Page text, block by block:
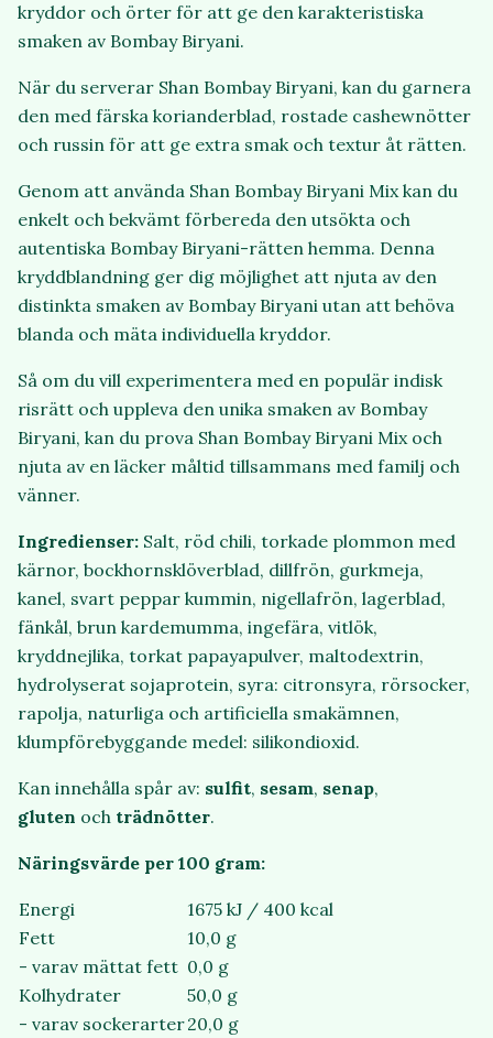
kryddor och örter för att ge den karakteristiska
smaken av Bombay Biryani.
När du serverar Shan Bombay Biryani, kan du garnera
den med färska korianderblad, rostade cashewnötter
och russin för att ge extra smak och textur åt rätten.
Genom att använda Shan Bombay Biryani Mix kan du
enkelt och bekvämt förbereda den utsökta och
autentiska Bombay Biryani-rätten hemma. Denna
kryddblandning ger dig möjlighet att njuta av den
distinkta smaken av Bombay Biryani utan att behöva
blanda och mäta individuella kryddor.
Så om du vill experimentera med en populär indisk
risrätt och uppleva den unika smaken av Bombay
Biryani, kan du prova Shan Bombay Biryani Mix och
njuta av en läcker måltid tillsammans med familj och
vänner.
Ingredienser: Salt, röd chili, torkade plommon med
kärnor, bockhornsklöverblad, dillfrön, gurkmeja,
kanel, svart peppar kummin, nigellafrön, lagerblad,
fänkål, brun kardemumma, ingefära, vitlök,
kryddnejlika, torkat papayapulver, maltodextrin,
hydrolyserat sojaprotein, syra: citronsyra, rörsocker,
rapolja, naturliga och artificiella smakämnen,
klumpförebyggande medel: silikondioxid.
Kan innehålla spår av: sulfit, sesam, senap,
gluten och trädnötter.
Näringsvärde per 100 gram:
Energi
1675 kJ / 400 kcal
Fett
10,0 g
- varav mättat fett 0,0 g
Kolhydrater
50,0 g
- varav sockerarter20,0 g